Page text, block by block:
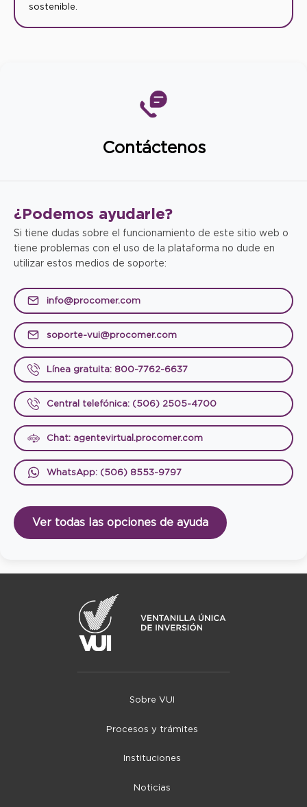
sostenible.
Contáctenos
¿Podemos ayudarle?
Si tiene dudas sobre el funcionamiento de este sitio web o
tiene problemas con el uso de la plataforma no dude en
utilizar estos medios de soporte:
info@procomer.com
soporte-vui@procomer.com
Línea gratuita: 800-7762-6637
Central telefónica: (506) 2505-4700
Chat: agentevirtual.procomer.com
WhatsApp: (506) 8553-9797
Ver todas las opciones de ayuda
Sobre VUI
Procesos y trámites
Instituciones
Noticias